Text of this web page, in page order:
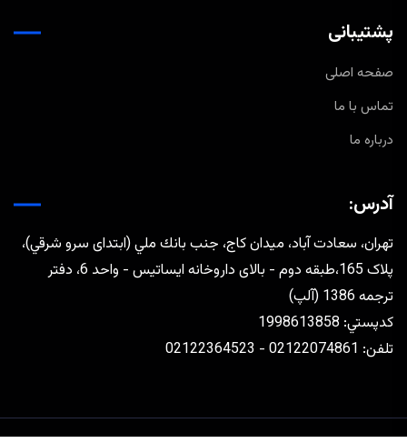
پشتیبانی
صفحه اصلی
تماس با ما
درباره ما
آدرس:
تهران، سعادت آباد، ميدان كاج، جنب بانك ملي (ابتدای سرو شرقي)،
پلاک 165،طبقه دوم - بالای داروخانه ایساتیس - واحد 6، دفتر
ترجمه 1386 (آلپ)
كدپستي: 1998613858
تلفن: 02122074861 - 02122364523